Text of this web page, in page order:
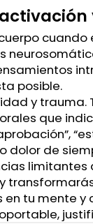
posible.
y trauma.
que
dolor de
limitantes
tu mente y